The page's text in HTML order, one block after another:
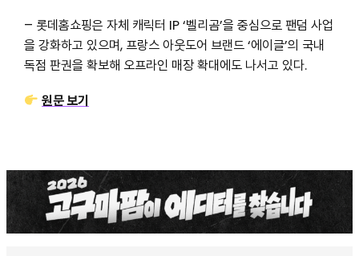
– 롯데홈쇼핑은 자체 캐릭터 IP ‘벨리곰’을 중심으로 팬덤 사업
을 강화하고 있으며, 프랑스 아웃도어 브랜드 ‘에이글’의 국내
독점 판권을 확보해 오프라인 매장 확대에도 나서고 있다.
원문 보기